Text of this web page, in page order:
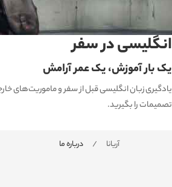
انگلیسی در سفر
یک بار آموزش، یک عمر آرامش
یادگیری زبان انگلیسی قبل از سفر و ماموریت‌های
تصمیمات را بگیرید.
آریانا درباره ما